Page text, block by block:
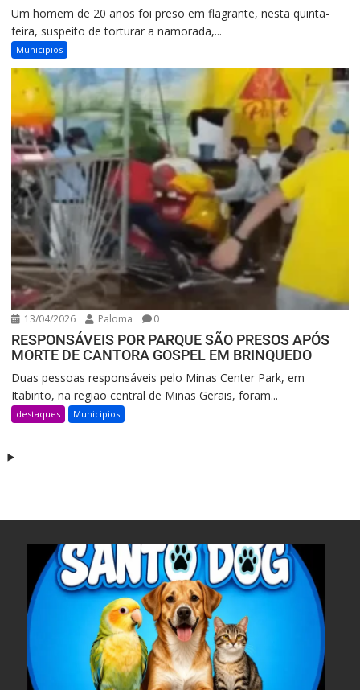
Um homem de 20 anos foi preso em flagrante, nesta quinta-
feira, suspeito de torturar a namorada,...
Municipios
13/04/2026 Paloma 0
RESPONSÁVEIS POR PARQUE SÃO PRESOS APÓS
MORTE DE CANTORA GOSPEL EM BRINQUEDO
Duas pessoas responsáveis pelo Minas Center Park, em
Itabirito, na região central de Minas Gerais, foram...
destaques Municipios